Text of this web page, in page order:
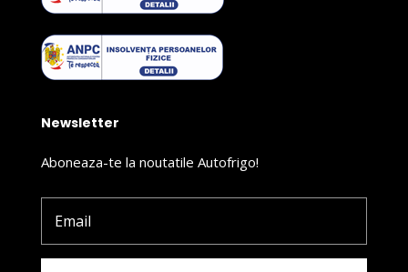
Newsletter
Aboneaza-te la noutatile Autofrigo!